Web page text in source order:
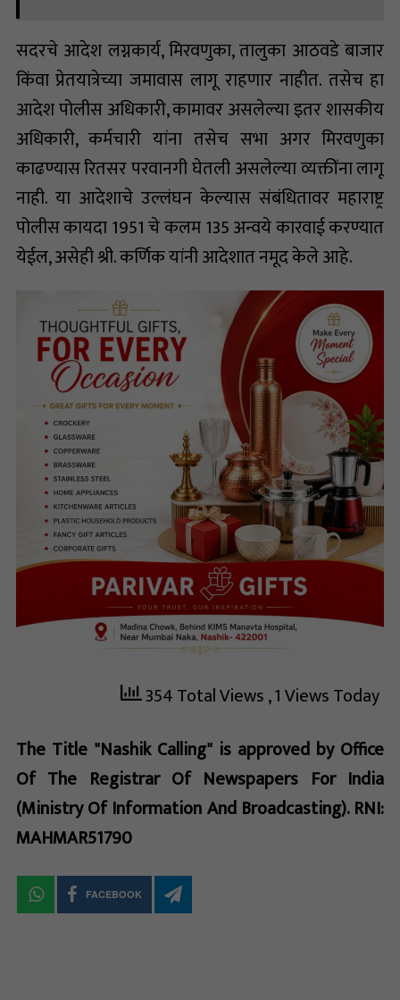
सदरचे आदेश लग्नकार्य, मिरवणुका, तालुका आठवडे बाजार
किंवा प्रेतयात्रेच्या जमावास लागू राहणार नाहीत. तसेच हा
आदेश पोलीस अधिकारी, कामावर असलेल्या इतर शासकीय
अधिकारी, कर्मचारी यांना तसेच सभा अगर मिरवणुका
काढण्यास रितसर परवानगी घेतली असलेल्या व्यक्तींना लागू
नाही. या आदेशाचे उल्लंघन केल्यास संबंधितावर महाराष्ट्र
पोलीस कायदा 1951 चे कलम 135 अन्वये कारवाई करण्यात
येईल, असेही श्री. कर्णिक यांनी आदेशात नमूद केले आहे.
354 Total Views, 1 Views Today
The Title "Nashik Calling" is approved by Office
Of The Registrar Of Newspapers For India
(Ministry Of Information And Broadcasting). RNI:
MAHMAR51790
FACEBOOK